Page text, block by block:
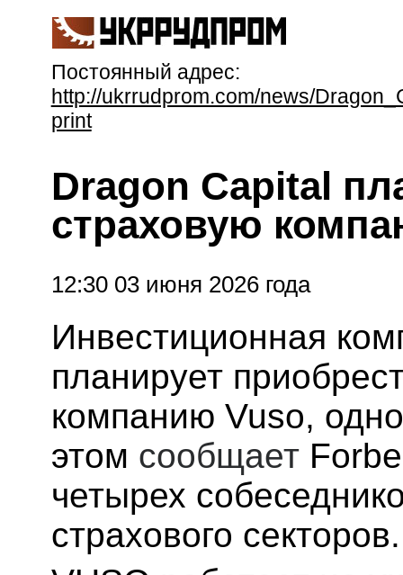
Постоянный адрес:
http://ukrrudprom.com/news/
print
Dragon Capital
страховую
12:30 03 июня 2026 года
Инвестиционная
планирует
компанию Vuso,
этом сообщает
четырех
страхового секторов.